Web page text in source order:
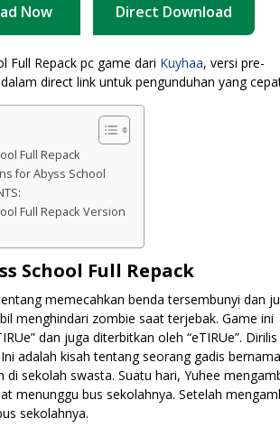
Now Direct Download
Full Repack pc game dari Kuyhaa, versi pre-
direct link untuk pengunduhan yang
Full Repack
for Abyss School
Full Repack Version
School Full Repack
memecahkan benda tersembunyi dan
menghindari zombie saat terjebak. Game ini
dan juga diterbitkan oleh “eTIRUe”. Dirilis
adalah kisah tentang seorang gadis bernama
di sekolah swasta. Suatu hari, Yuhee
menunggu bus sekolahnya. Setelah
sekolahnya.